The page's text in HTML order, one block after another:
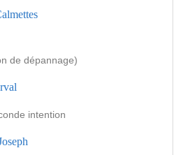
de dépannage)
intention